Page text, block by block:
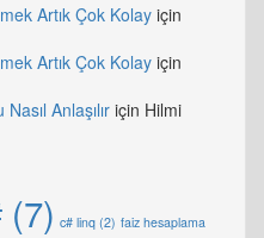
Artık Çok Kolay için
Artık Çok Kolay için
Anlaşılır için Hilmi
(7) c# linq (2) faiz hesaplama